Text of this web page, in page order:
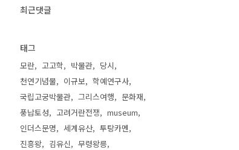
최근댓글
태그
모란 고고학 박물관
당시
천연기념물
이규보
학예연구사
국립고궁박물관
그리스여행
문화재
풍납토성
고려거란전쟁
museum
인더스문명
세계유산
투탕카멘
진흥왕
김유신
무령왕릉